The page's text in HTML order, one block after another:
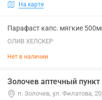
На карте
Парафаст капс. мягкие
ОЛИВ ХЕЛСКЕР
Нет в наличии
Золочев аптечный пункт
п. Золочев, ул. Филатова,